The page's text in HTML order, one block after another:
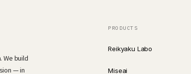
We build
— in
PRODUCTS
Reikyaku Labo
Miseai